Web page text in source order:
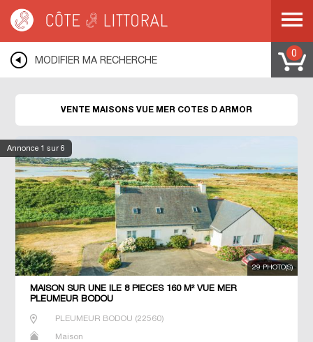
D ARMOR
MODIFIER MA RECHERCHE
0
Annonce 1 sur 6
VENTE MAISONS VUE MER COTES D ARMOR
29 PHOTO(S)
MAISON SUR UNE ILE 8 PIECES 160 M² VUE MER
PLEUMEUR BODOU
PLEUMEUR BODOU (22560)
Maison